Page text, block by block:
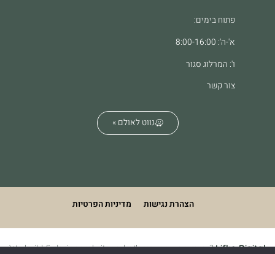
פתוח בימים:
א'-ה': 8:00-16:00
ו': המרלוג סגור
צור קשר
נווט לאולם »
הצהרת נגישות מדיניות הפרטיות
We build & design websites. what's your superpower?Lifko Digital